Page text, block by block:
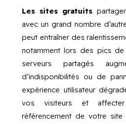
Les sites gratuits
avec un grand nombre
peut entraîner des
notamment lors des pics
serveurs partagés
d’indisponibilités ou de
expérience utilisateur
vos visiteurs et
référencement de votre